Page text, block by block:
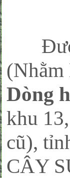
Được
(Nhằm
Dòng
khu
cũ),
CÂY